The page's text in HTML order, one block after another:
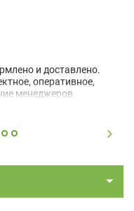
и доставлено.
оперативное,
менеджеров.